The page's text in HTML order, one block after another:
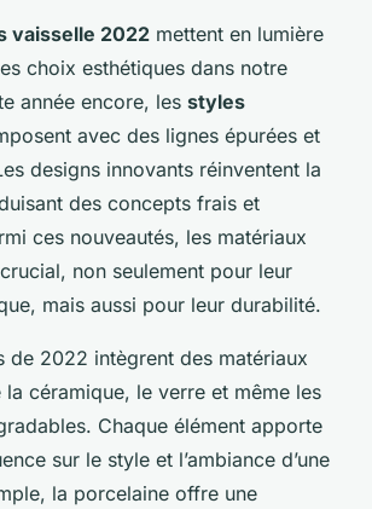
vaisselle 2022 mettent en lumière
choix esthétiques dans notre
année encore, les styles
avec des lignes épurées et
designs innovants réinventent la
des concepts frais et
ces nouveautés, les matériaux
non seulement pour leur
mais aussi pour leur durabilité.
de 2022 intègrent des matériaux
la céramique, le verre et même les
Chaque élément apporte
sur le style et l’ambiance d’une
la porcelaine offre une